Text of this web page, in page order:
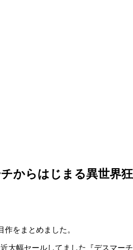
からはじまる異世界
をまとめました。
幅セールしてました『デスマー